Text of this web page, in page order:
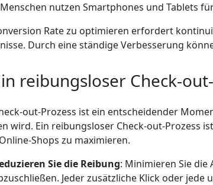
nutzen Smartphones und Tablets
Rate zu optimieren erfordert
Durch eine ständige Verbesserung
reibungsloser Check-
out-Prozess ist ein entscheidender
wird. Ein reibungsloser Check-out-Prozess
Shops zu maximieren.
Sie die Reibung: Minimieren Sie die
Jeder zusätzliche Klick oder